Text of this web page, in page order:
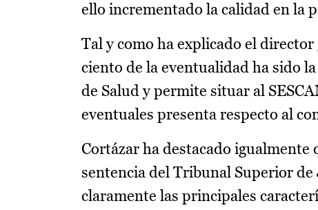
ello incrementado la calidad en la
Tal y como ha explicado el
ciento de la eventualidad ha sido
de Salud y permite situar al
eventuales presenta respecto al
Cortázar ha destacado
sentencia del Tribunal Superior de
claramente las principales